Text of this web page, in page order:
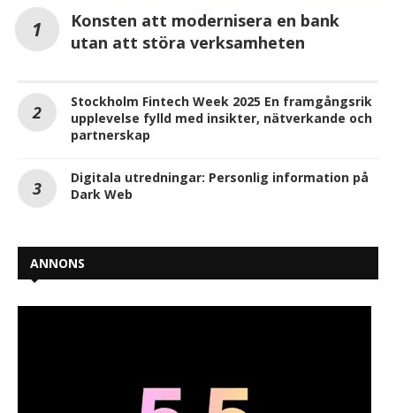
Konsten att modernisera en bank
utan att störa verksamheten
Stockholm Fintech Week 2025 En framgångsrik
upplevelse fylld med insikter, nätverkande och
partnerskap
Digitala utredningar: Personlig information på
Dark Web
ANNONS